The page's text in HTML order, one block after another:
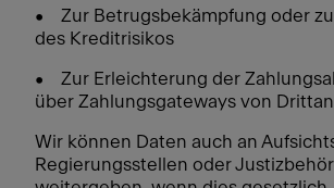
• Zur Betrugsbekämpfung oder
des Kreditrisikos
• Zur Erleichterung der
über Zahlungsgateways von
Wir können Daten auch an
Regierungsstellen oder